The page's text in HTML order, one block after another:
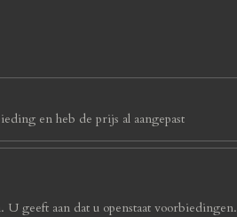
en heb de prijs al aangepast
geeft aan dat u openstaat